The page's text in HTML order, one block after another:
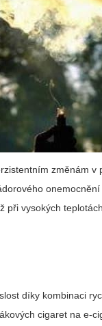
změnám
vysokých
díky kombinaci
cigaret na e-